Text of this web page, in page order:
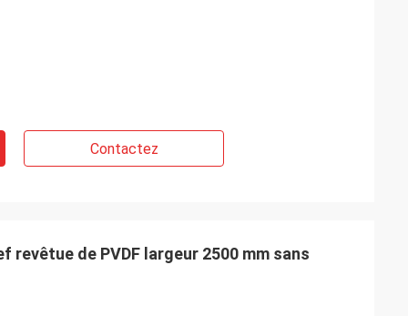
Contactez
revêtue de PVDF largeur 2500 mm sans